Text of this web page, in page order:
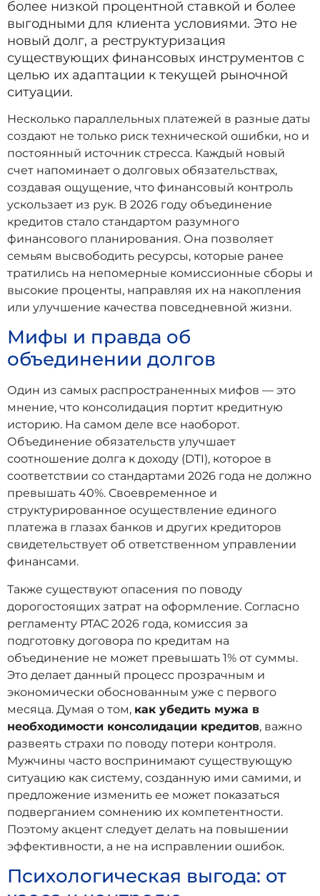
более низкой процентной ставкой и более
выгодными для клиента условиями. Это не
новый долг, а реструктуризация
существующих финансовых инструментов с
целью их адаптации к текущей рыночной
ситуации.
Несколько параллельных платежей в разные даты
создают не только риск технической ошибки, но и
постоянный источник стресса. Каждый новый
счет напоминает о долговых обязательствах,
создавая ощущение, что финансовый контроль
ускользает из рук. В 2026 году объединение
кредитов стало стандартом разумного
финансового планирования. Она позволяет
семьям высвободить ресурсы, которые ранее
тратились на непомерные комиссионные сборы и
высокие проценты, направляя их на накопления
или улучшение качества повседневной жизни.
Мифы и правда об
объединении долгов
Один из самых распространенных мифов — это
мнение, что консолидация портит кредитную
историю. На самом деле все наоборот.
Объединение обязательств улучшает
соотношение долга к доходу (DTI), которое в
соответствии со стандартами 2026 года не должно
превышать 40%. Своевременное и
структурированное осуществление единого
платежа в глазах банков и других кредиторов
свидетельствует об ответственном управлении
финансами.
Также существуют опасения по поводу
дорогостоящих затрат на оформление. Согласно
регламенту PTAC 2026 года, комиссия за
подготовку договора по кредитам на
объединение не может превышать 1% от суммы.
Это делает данный процесс прозрачным и
экономически обоснованным уже с первого
месяца. Думая о том, как убедить мужа в
необходимости консолидации кредитов, важно
развеять страхи по поводу потери контроля.
Мужчины часто воспринимают существующую
ситуацию как систему, созданную ими самими, и
предложение изменить ее может показаться
подверганием сомнению их компетентности.
Поэтому акцент следует делать на повышении
эффективности, а не на исправлении ошибок.
Психологическая выгода: от